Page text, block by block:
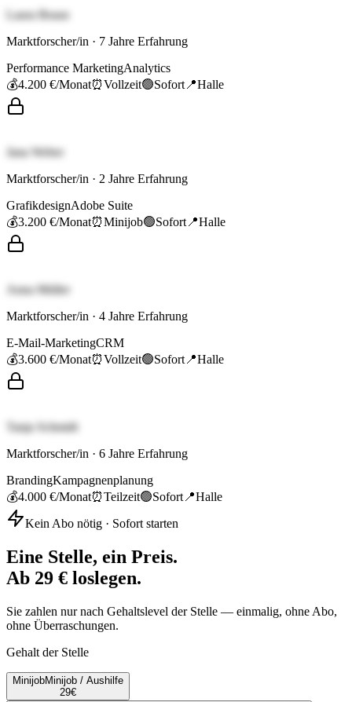
Laura Braun
Marktforscher/in · 7 Jahre Erfahrung
Performance MarketingAnalytics
💰4.200 €/Monat⏰Vollzeit🟢Sofort 📍Halle
Jana Weber
Marktforscher/in · 2 Jahre Erfahrung
GrafikdesignAdobe Suite
💰3.200 €/Monat⏰Minijob🟢Sofort 📍Halle
Anna Müller
Marktforscher/in · 4 Jahre Erfahrung
E-Mail-MarketingCRM
💰3.600 €/Monat⏰Vollzeit🟢Sofort 📍Halle
Tanja Schmidt
Marktforscher/in · 6 Jahre Erfahrung
BrandingKampagnenplanung
💰4.000 €/Monat⏰Teilzeit🟢Sofort 📍Halle
Kein Abo nötig · Sofort starten
Eine Stelle, ein Preis.
Ab 29 € loslegen.
Sie zahlen nur nach Gehaltslevel der Stelle — einmalig, ohne Abo,
ohne Überraschungen.
Gehalt der Stelle
MinijobMinijob / Aushilfe
29€